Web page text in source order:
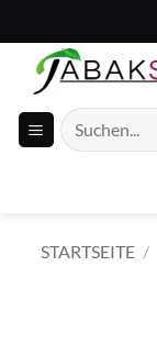
Inhalt
springen
Suche
nach:
STARTSEITE /